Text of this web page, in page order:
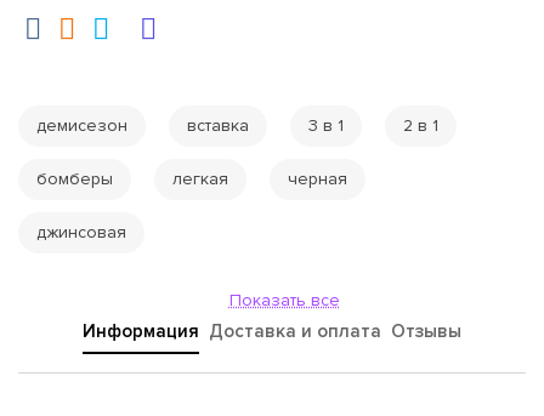
демисезон вставка 3 в 1 2 в 1
бомберы легкая черная
джинсовая
Показать все
Информация Доставка и оплата Отзывы